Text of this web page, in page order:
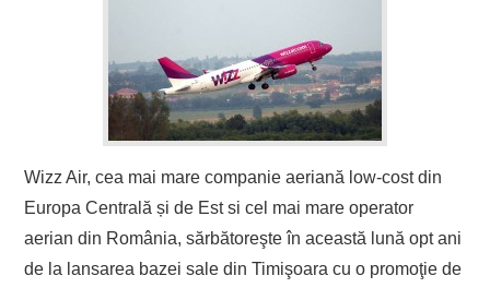
Wizz Air, cea mai mare companie aeriană low-cost din
Europa Centrală și de Est si cel mai mare operator
aerian din România, sărbătoreşte în această lună opt ani
de la lansarea bazei sale din Timişoara cu o promoţie de